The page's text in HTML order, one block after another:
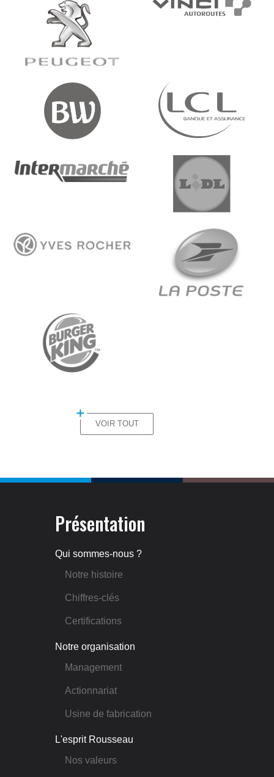
Image
Image
Image
VOIR TOUT
Présentation
Qui sommes-nous ?
Notre histoire
Chiffres-clés
Certifications
Notre organisation
Management
Actionnariat
Usine de fabrication
L'esprit Rousseau
Nos valeurs